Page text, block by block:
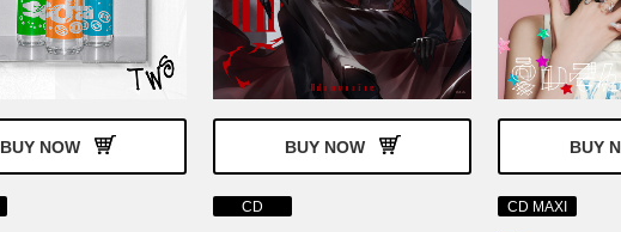
BUY NOW BUY NOW
CD
BUY
CD MAXI